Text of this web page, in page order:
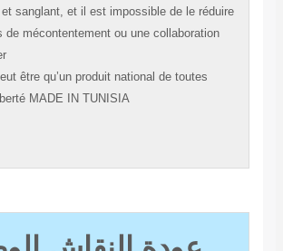
long, invinimé et sanglant, et il est impossible de le
en un discours de mécontentement ou une
avec l’étranger.
La liberte ne peut être qu’un produit national de toutes
pièces, une liberté MADE IN TUNISIA.